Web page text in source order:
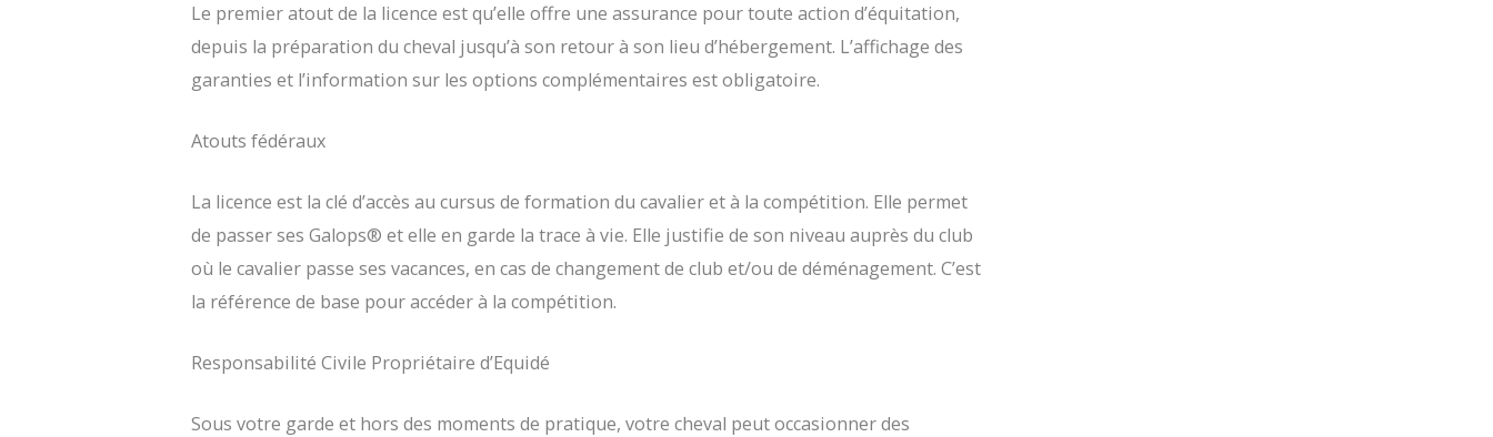
Le premier atout de la licence est qu’elle offre une assurance pour toute action d’équitation,
depuis la préparation du cheval jusqu’à son retour à son lieu d’hébergement. L’affichage des
garanties et l’information sur les options complémentaires est obligatoire.
Atouts fédéraux
La licence est la clé d’accès au cursus de formation du cavalier et à la compétition. Elle permet
de passer ses Galops® et elle en garde la trace à vie. Elle justifie de son niveau auprès du club
où le cavalier passe ses vacances, en cas de changement de club et/ou de déménagement. C’est
la référence de base pour accéder à la compétition.
Responsabilité Civile Propriétaire d’Equidé
Sous votre garde et hors des moments de pratique, votre cheval peut occasionner des